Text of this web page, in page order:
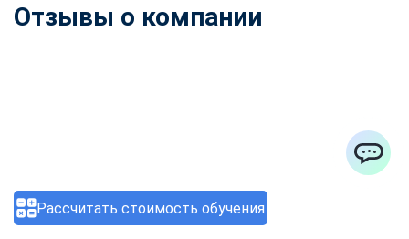
Рассчитать стоимость обучения
Отзывы о компании